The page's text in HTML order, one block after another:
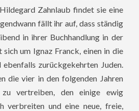
Zahnlaub findet sie eine
fällt ihr auf, dass ständig
in ihrer Buchhandlung in der
sich um Ignaz Franck, einen in die
zurückgekehrten Juden.
die vier in den folgenden Jahren
vertreiben, den einige ewig
verbreiten und eine neue, freie,